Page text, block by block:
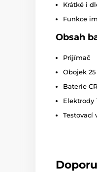
Krátké i
Funkce
Obsah
Prijímač
Obojek
Baterie
Elektrody
Testovací